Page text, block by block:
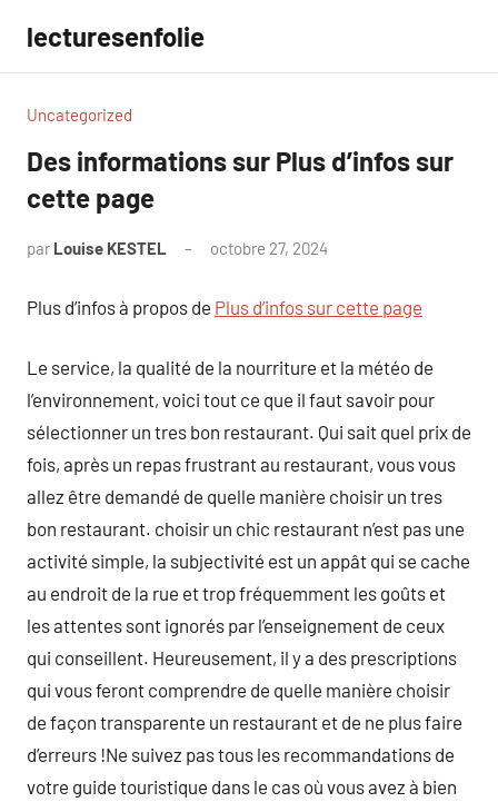
contenu
lecturesenfolie
Uncategorized
Des informations sur Plus d’infos sur
cette page
par Louise KESTEL octobre 27, 2024
Plus d’infos à propos de Plus d’infos sur cette page
Le service, la qualité de la nourriture et la météo de
l’environnement, voici tout ce que il faut savoir pour
sélectionner un tres bon restaurant. Qui sait quel prix de
fois, après un repas frustrant au restaurant, vous vous
allez être demandé de quelle manière choisir un tres
bon restaurant. choisir un chic restaurant n’est pas une
activité simple, la subjectivité est un appât qui se cache
au endroit de la rue et trop fréquemment les goûts et
les attentes sont ignorés par l’enseignement de ceux
qui conseillent. Heureusement, il y a des prescriptions
qui vous feront comprendre de quelle manière choisir
de façon transparente un restaurant et de ne plus faire
d’erreurs !Ne suivez pas tous les recommandations de
votre guide touristique dans le cas où vous avez à bien